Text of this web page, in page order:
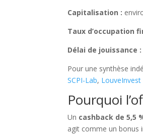
Capitalisation :
Taux d’occupation
Délai de jouissance :
Pour une synthèse
SCPI-Lab, LouveInvest
Pourquoi
Un cashback de 5,5
agit comme un bonus